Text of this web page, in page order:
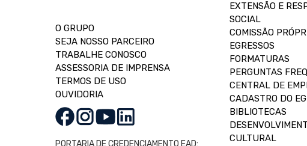
O GRUPO
SEJA NOSSO PARCEIRO
TRABALHE CONOSCO
ASSESSORIA DE IMPRENSA
TERMOS DE USO
OUVIDORIA
PORTARIA DE CREDENCIAMENTO EAD:
EXTENSÃO E
SOCIAL
COMISSÃO
EGRESSOS
FORMATURAS
PERGUNTAS
CENTRAL DE
CADASTRO DO
BIBLIOTECAS
CULTURAL